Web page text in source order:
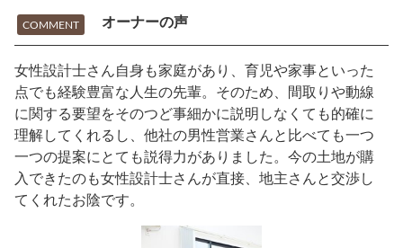
COMMENT オーナーの声
女性設計士さん自身も家庭があり、育児や家事といった
点でも経験豊富な人生の先輩。そのため、間取りや動線
に関する要望をそのつど事細かに説明しなくても的確に
理解してくれるし、他社の男性営業さんと比べても一つ
一つの提案にとても説得力がありました。今の土地が購
入できたのも女性設計士さんが直接、地主さんと交渉し
てくれたお陰です。